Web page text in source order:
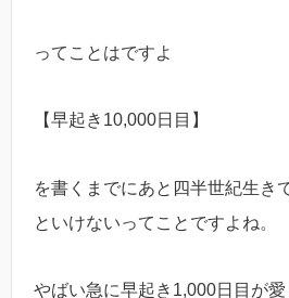
ってことはですよ
【早起き10,000日目】
を書くまでにあと四半世紀生き
といけないってことですよね。
やばい急に早起き1,000日目が